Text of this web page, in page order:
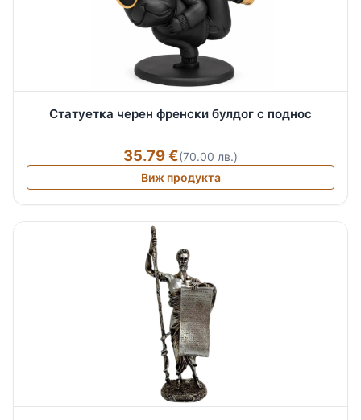
Статуетка черен френски булдог с поднос
35.79 €(70.00 лв.)
Виж продукта